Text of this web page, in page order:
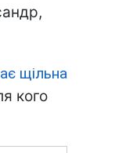
щільна
кого